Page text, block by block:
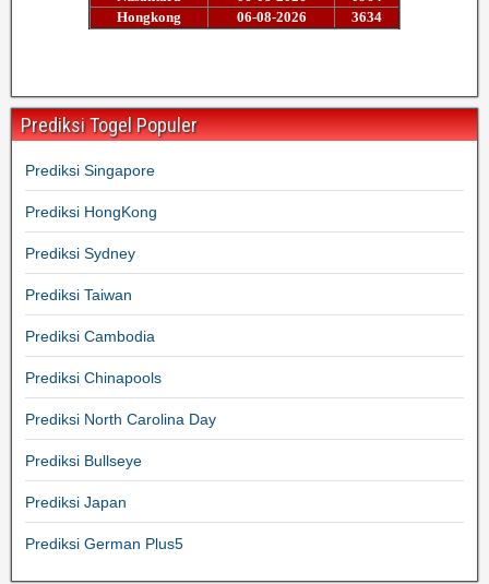
Prediksi Togel Populer
Prediksi Singapore
Prediksi HongKong
Prediksi Sydney
Prediksi Taiwan
Prediksi Cambodia
Prediksi Chinapools
Prediksi North Carolina Day
Prediksi Bullseye
Prediksi Japan
Prediksi German Plus5